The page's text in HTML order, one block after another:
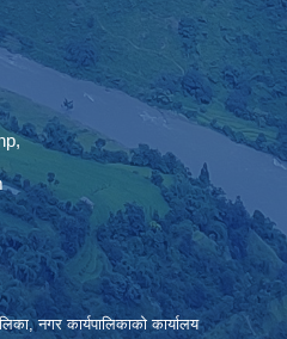
,
नगर कार्यपालिकाकाे कार्यालय